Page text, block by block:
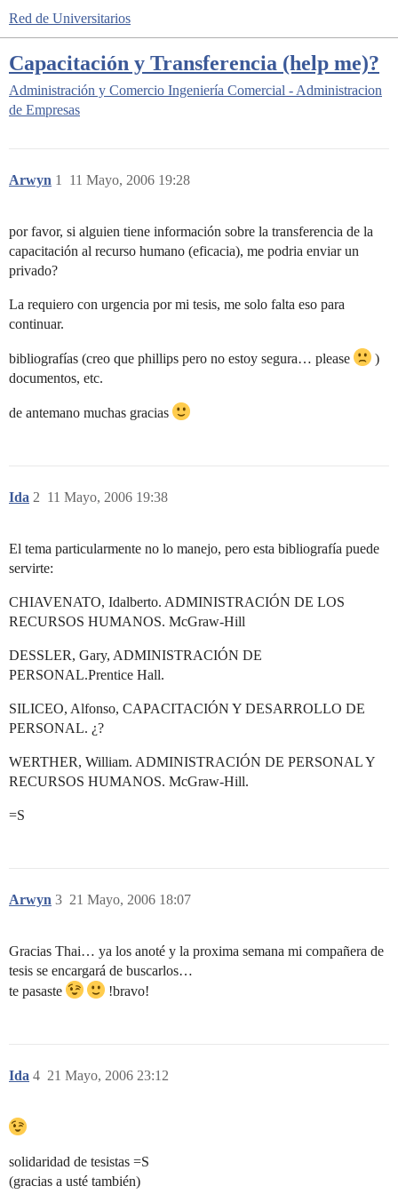
Red de Universitarios
Capacitación y Transferencia (help me)?
Administración y Comercio Ingeniería Comercial - Administracion
de Empresas
Arwyn 11 Mayo, 2006 19:28
1
por favor, si alguien tiene información sobre la transferencia de la
capacitación al recurso humano (eficacia), me podria enviar un
privado?
La requiero con urgencia por mi tesis, me solo falta eso para
continuar.
bibliografías (creo que phillips pero no estoy segura… please
)
documentos, etc.
de antemano muchas gracias
Ida 11 Mayo, 2006 19:38
2
El tema particularmente no lo manejo, pero esta bibliografía puede
servirte:
CHIAVENATO, Idalberto. ADMINISTRACIÓN DE LOS
RECURSOS HUMANOS. McGraw-Hill
DESSLER, Gary, ADMINISTRACIÓN DE
PERSONAL.Prentice Hall.
SILICEO, Alfonso, CAPACITACIÓN Y DESARROLLO DE
PERSONAL. ¿?
WERTHER, William. ADMINISTRACIÓN DE PERSONAL Y
RECURSOS HUMANOS. McGraw-Hill.
=S
Arwyn 21 Mayo, 2006 18:07
3
Gracias Thai… ya los anoté y la proxima semana mi compañera de
tesis se encargará de buscarlos…
te pasaste
!bravo!
Ida 21 Mayo, 2006 23:12
4
solidaridad de tesistas =S
(gracias a usté también)